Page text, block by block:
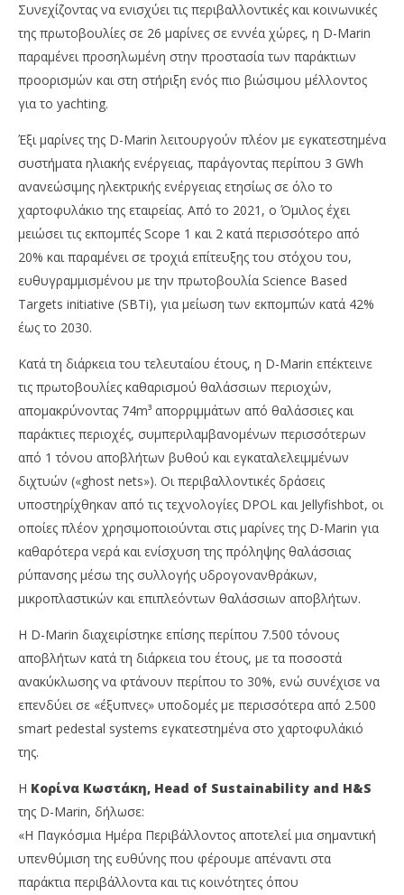
Συνεχίζοντας να ενισχύει τις περιβαλλοντικές και κοινωνικές
της πρωτοβουλίες σε 26 μαρίνες σε εννέα χώρες, η D-Marin
παραμένει προσηλωμένη στην προστασία των παράκτιων
προορισμών και στη στήριξη ενός πιο βιώσιμου μέλλοντος
για το yachting.
Έξι μαρίνες της D-Marin λειτουργούν πλέον με εγκατεστημένα
συστήματα ηλιακής ενέργειας, παράγοντας περίπου 3 GWh
ανανεώσιμης ηλεκτρικής ενέργειας ετησίως σε όλο το
χαρτοφυλάκιο της εταιρείας. Από το 2021, ο Όμιλος έχει
μειώσει τις εκπομπές Scope 1 και 2 κατά περισσότερο από
20% και παραμένει σε τροχιά επίτευξης του στόχου του,
ευθυγραμμισμένου με την πρωτοβουλία Science Based
Targets initiative (SBTi), για μείωση των εκπομπών κατά 42%
έως το 2030.
Κατά τη διάρκεια του τελευταίου έτους, η D-Marin επέκτεινε
τις πρωτοβουλίες καθαρισμού θαλάσσιων περιοχών,
απομακρύνοντας 74m³ απορριμμάτων από θαλάσσιες και
παράκτιες περιοχές, συμπεριλαμβανομένων περισσότερων
από 1 τόνου αποβλήτων βυθού και εγκαταλελειμμένων
διχτυών («ghost nets»). Οι περιβαλλοντικές δράσεις
υποστηρίχθηκαν από τις τεχνολογίες DPOL και Jellyfishbot, οι
οποίες πλέον χρησιμοποιούνται στις μαρίνες της D-Marin για
καθαρότερα νερά και ενίσχυση της πρόληψης θαλάσσιας
ρύπανσης μέσω της συλλογής υδρογονανθράκων,
μικροπλαστικών και επιπλεόντων θαλάσσιων αποβλήτων.
Η D-Marin διαχειρίστηκε επίσης περίπου 7.500 τόνους
αποβλήτων κατά τη διάρκεια του έτους, με τα ποσοστά
ανακύκλωσης να φτάνουν περίπου το 30%, ενώ συνέχισε να
επενδύει σε «έξυπνες» υποδομές με περισσότερα από 2.500
smart pedestal systems εγκατεστημένα στο χαρτοφυλάκιό
της.
Η Κορίνα Κωστάκη, Head of Sustainability and H&S
της D-Marin, δήλωσε:
«Η Παγκόσμια Ημέρα Περιβάλλοντος αποτελεί μια σημαντική
υπενθύμιση της ευθύνης που φέρουμε απέναντι στα
παράκτια περιβάλλοντα και τις κοινότητες όπου